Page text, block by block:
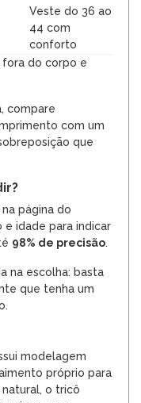
Veste do 36 ao
44 com
conforto
fora do corpo e
compare
com um
que
página do
e idade para indicar
98% de precisão.
na escolha: basta
que tenha um
modelagem
próprio para
o tricô